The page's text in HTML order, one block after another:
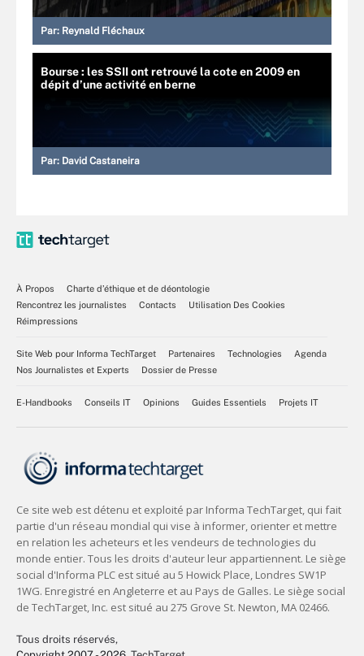
Par: Reynald Fléchaux
Bourse : les SSII ont retrouvé la cote en 2009 en
dépit d’une activité en berne
Par: David Castaneira
À Propos
Charte d’éthique et de déontologie
Rencontrez les journalistes
Contacts
Utilisation Des Cookies
Réimpressions
Site Web pour Informa TechTarget Partenaires Technologies
Agenda
Nos Journalistes et Experts
Dossier de Presse
E-Handbooks Conseils IT Opinions Guides Essentiels Projets IT
Tous droits réservés,